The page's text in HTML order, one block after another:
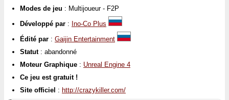
Modes de jeu : Multijoueur - F2P
Développé par : Ino-Co Plus
Édité par : Gaijin Entertainment
Statut: abandonné
Moteur Graphique : Unreal Engine 4
Ce jeu est gratuit !
Site officiel : http://crazykiller.com/